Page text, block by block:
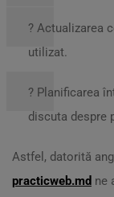
? Actualizarea
utilizat.
? Planificarea
discuta despre
Astfel, datorită
practicweb.md ne